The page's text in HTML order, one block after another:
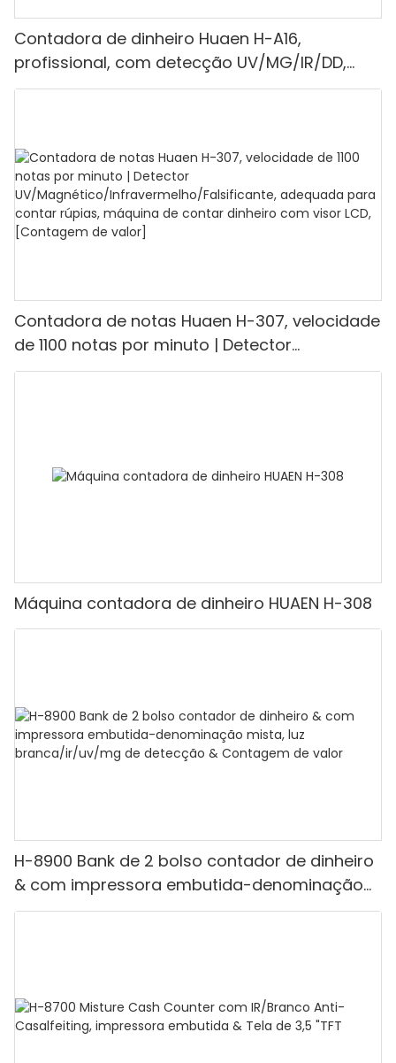
Contadora de dinheiro Huaen H-A16,
profissional, com detecção UV/MG/IR/DD,
capacidade de contagem de 1100 euros por
Contadora de notas Huaen H-307, velocidade
de 1100 notas por minuto | Detector
UV/Magnético/Infravermelho/Falsificante,
Máquina contadora de dinheiro HUAEN H-308
H-8900 Bank de 2 bolso contador de dinheiro
& com impressora embutida-denominação
mista, luz branca/ir/uv/mg de detecção &